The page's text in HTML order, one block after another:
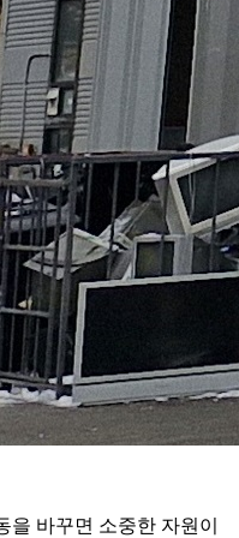
바꾸면 소중한 자원이